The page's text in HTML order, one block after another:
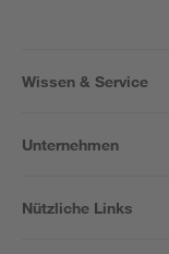
Wissen & Service
Unternehmen
Nützliche Links